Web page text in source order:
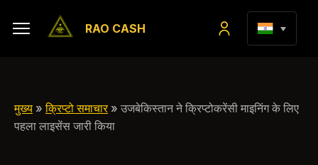
RAO CASH
मुख्य »क्रिप्टो समाचार» उजबेकिस्तान ने क्रिप्टोकरेंसी माइनिंग के लिए
पहला लाइसेंस जारी किया